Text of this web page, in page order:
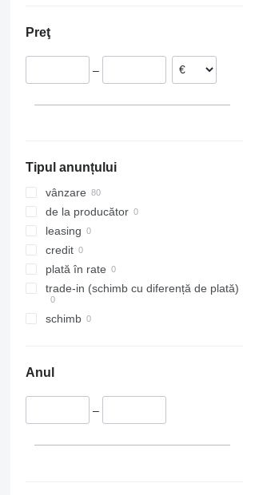
Preţ
–
Tipul anunțului
vânzare
de la producător
leasing
credit
plată în rate
trade-in (schimb cu diferență de plată)
schimb
Anul
–